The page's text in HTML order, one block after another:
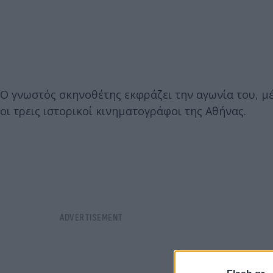
Ο γνωστός σκηνοθέτης εκφράζει την αγωνία του,
οι τρεις ιστορικοί κινηματογράφοι της Αθήνας.